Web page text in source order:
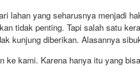
lahan yang seharusnya menjadi
tidak penting. Tapi salah satu
kunjung diberikan. Alasannya
kami. Karena hanya itu yang